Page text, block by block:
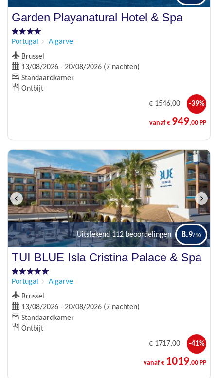
Garden Playanatural Hotel & Spa
Portugal
Algarve
Brussel
13/08/2026 - 20/08/2026 (7 nachten)
Standaardkamer
Ontbijt
€1546,00 -39%
vanaf € 949,00 PP
Uitstekend 112 beoordelingen 8.9
TUI BLUE Isla Cristina Palace & Spa
Portugal
Algarve
Brussel
13/08/2026 - 20/08/2026 (7 nachten)
Standaardkamer
Ontbijt
€1717,00 -41%
vanaf € 1019,00 PP